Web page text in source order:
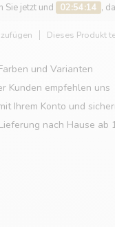
Sie jetzt und 02:54:13 ,
Dieses Produkt
und Varianten
Kunden empfehlen uns
Ihrem Konto und
nach Hause ab